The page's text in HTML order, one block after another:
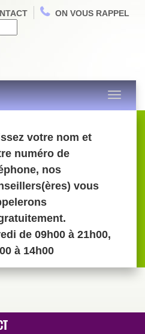
ON VOUS RAPPEL
Toggle
votre nom et
numéro de
nos
vous
de 09h00 à 21h00,
à 14h00